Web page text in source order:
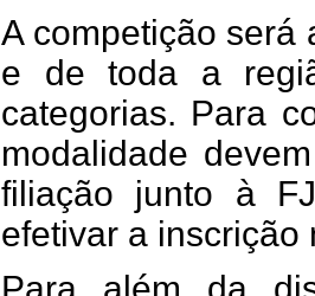
A competição será
e de toda a
categorias. Para
modalidade
filiação junto à
efetivar a inscrição